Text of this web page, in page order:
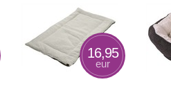
16,95
eur